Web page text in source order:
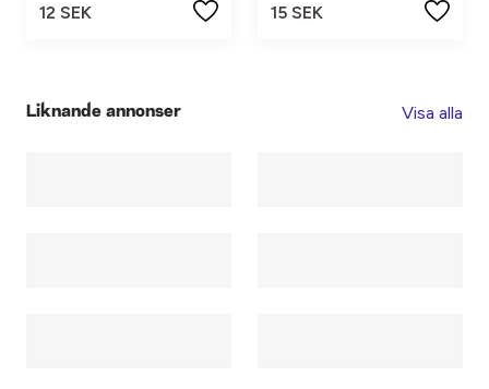
12 SEK
15 SEK
Liknande annonser Visa alla